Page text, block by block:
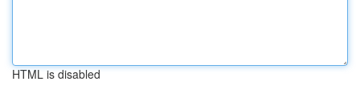
HTML is disabled